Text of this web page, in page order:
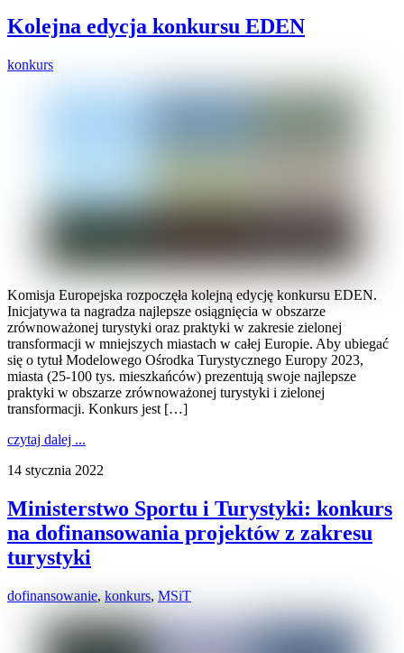
Kolejna edycja konkursu EDEN
konkurs
Komisja Europejska rozpoczęła kolejną edycję konkursu EDEN.
Inicjatywa ta nagradza najlepsze osiągnięcia w obszarze
zrównoważonej turystyki oraz praktyki w zakresie zielonej
transformacji w mniejszych miastach w całej Europie. Aby ubiegać
się o tytuł Modelowego Ośrodka Turystycznego Europy 2023,
miasta (25-100 tys. mieszkańców) prezentują swoje najlepsze
praktyki w obszarze zrównoważonej turystyki i zielonej
transformacji. Konkurs jest […]
czytaj dalej ...
14 stycznia 2022
Ministerstwo Sportu i Turystyki: konkurs
na dofinansowania projektów z zakresu
turystyki
dofinansowanie, konkurs, MSiT